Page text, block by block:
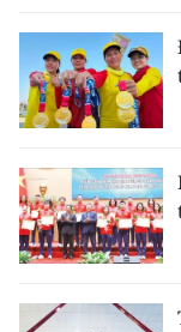
54 DÂN TỘC
CHƯƠNG TRÌNH
MỘT SẢN PHẨM
RADIO
MEDIA CENTER